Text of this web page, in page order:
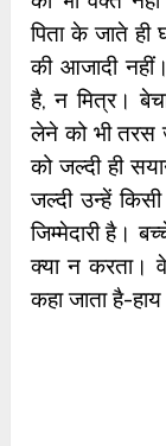
पिता के जाते
की आजादी
है, न मित्र।
लेने को भी तरस
को जल्दी ही
जल्दी उन्हें
जिम्मेदारी है।
क्या न करता।
कहा जाता है-